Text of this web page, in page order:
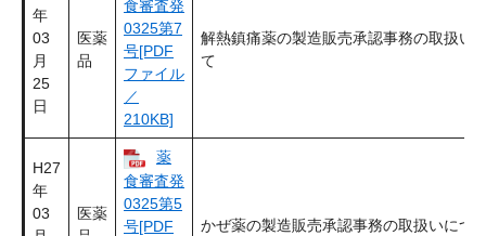
年
03
月
25
日
医薬
品
食審査発
0325第7
号[PDF
ファイル
／
210KB]
解熱鎮痛薬の製造販売承認事務の取扱い
て
H27
年
03
医薬
薬
食審査発
0325第5
号[PDF
かぜ薬の製造販売承認事務の取扱いにつ